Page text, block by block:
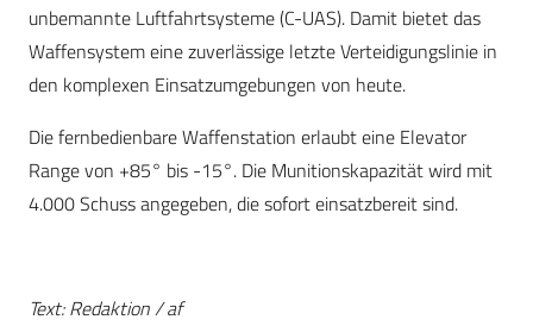
unbemannte Luftfahrtsysteme (C-UAS). Damit bietet das
Waffensystem eine zuverlässige letzte Verteidigungslinie in
den komplexen Einsatzumgebungen von heute.
Die fernbedienbare Waffenstation erlaubt eine Elevator
Range von +85° bis -15°. Die Munitionskapazität wird mit
4.000 Schuss angegeben, die sofort einsatzbereit sind.
Text: Redaktion / af